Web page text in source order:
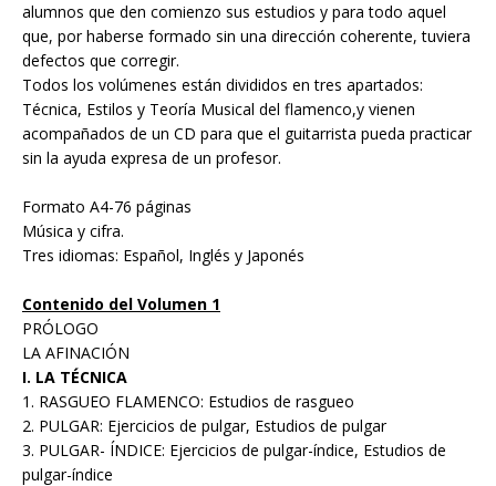
alumnos que den comienzo sus estudios y para todo aquel
que, por haberse formado sin una dirección coherente, tuviera
defectos que corregir.
Todos los volúmenes están divididos en tres apartados:
Técnica, Estilos y Teoría Musical del flamenco,y vienen
acompañados de un CD para que el guitarrista pueda practicar
sin la ayuda expresa de un profesor.
Formato A4-76 páginas
Música y cifra.
Tres idiomas: Español, Inglés y Japonés
Contenido del Volumen 1
PRÓLOGO
LA AFINACIÓN
I. LA TÉCNICA
1. RASGUEO FLAMENCO: Estudios de rasgueo
2. PULGAR: Ejercicios de pulgar, Estudios de pulgar
3. PULGAR- ÍNDICE: Ejercicios de pulgar-índice, Estudios de
pulgar-índice